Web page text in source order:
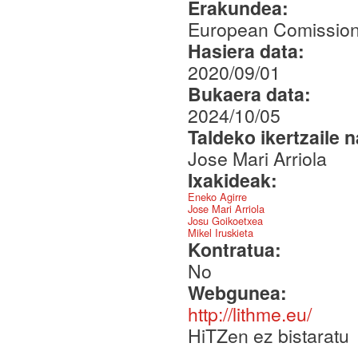
Erakundea:
European
Hasiera data:
2020/09/01
Bukaera data:
2024/10/05
Taldeko ikertzaile
Jose Mari Arriola
Ixakideak:
Eneko Agirre
Jose Mari Arriola
Josu Goikoetxea
Mikel Iruskieta
Kontratua:
No
Webgunea:
http://lithme.eu/
HiTZen ez bistaratu